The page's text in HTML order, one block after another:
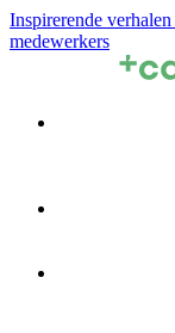
Inspirerende verhalen
medewerkers